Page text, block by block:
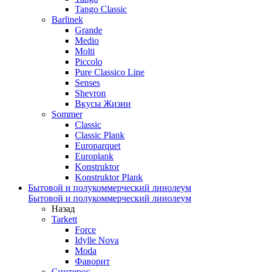
Tango Classic
Barlinek
Grande
Medio
Molti
Piccolo
Pure Classico Line
Senses
Shevron
Вкусы Жизни
Sommer
Classic
Classic Plank
Europarquet
Europlank
Konstruktor
Konstruktor Plank
Бытовой и полукоммерческий линолеум
Бытовой и полукоммерческий линолеум
Назад
Tarkett
Force
Idylle Nova
Moda
Фаворит